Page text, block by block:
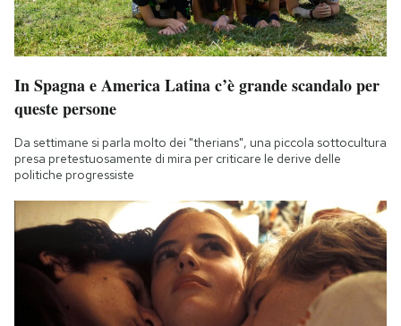
In Spagna e America Latina c’è grande scandalo per
queste persone
Da settimane si parla molto dei "therians", una piccola sottocultura
presa pretestuosamente di mira per criticare le derive delle
politiche progressiste